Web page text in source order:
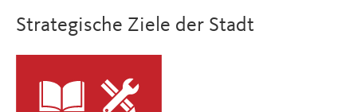
Strategische Ziele der Stadt